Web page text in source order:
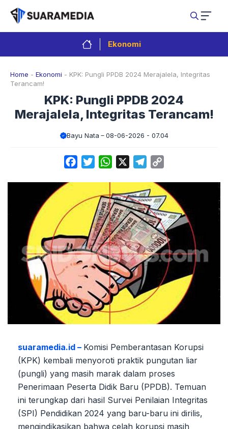
Langsung
isi
Ekonomi
Home - Ekonomi - KPK: Pungli PPDB 2024 Merajalela, Integritas
Terancam!
KPK: Pungli PPDB 2024
Merajalela, Integritas Terancam!
Bayu Nata 08-06-2026 - 07.04
FacebookTwitterWhatsApp Telegram
suaramedia.id – Komisi Pemberantasan Korupsi
(KPK) kembali menyoroti praktik pungutan liar
(pungli) yang masih marak dalam proses
Penerimaan Peserta Didik Baru (PPDB). Temuan
ini terungkap dari hasil Survei Penilaian Integritas
(SPI) Pendidikan 2024 yang baru-baru ini dirilis,
mengindikasikan bahwa celah korupsi masih